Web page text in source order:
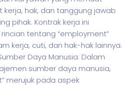
hak, dan tanggung jawab
pihak. Kontrak kerja ini
tentang “employment”
kerja, cuti, dan hak-hak lainnya.
Daya Manusia: Dalam
sumber daya manusia,
merujuk pada aspek